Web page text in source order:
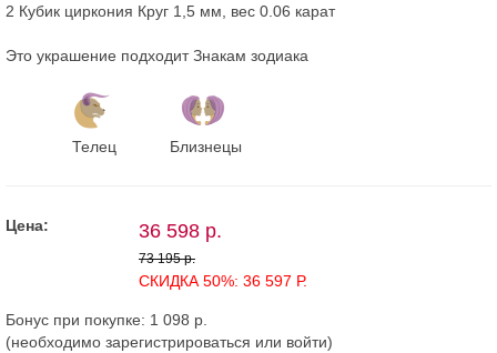
2 Кубик циркония Круг 1,5 мм, вес 0.06 карат
Это украшение подходит Знакам зодиака
Телец Близнецы
Цена: 36 598 р.
73 195 р.
СКИДКА 50%: 36 597 Р.
Бонус при покупке: 1 098 р.
(необходимо зарегистрироваться или войти)